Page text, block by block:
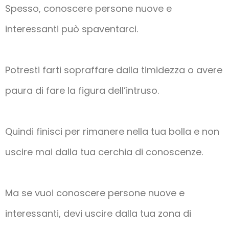
Spesso, conoscere persone nuove e
interessanti può spaventarci.
Potresti farti sopraffare dalla timidezza o avere
paura di fare la figura dell’intruso.
Quindi finisci per rimanere nella tua bolla e non
uscire mai dalla tua cerchia di conoscenze.
Ma se vuoi conoscere persone nuove e
interessanti, devi uscire dalla tua zona di